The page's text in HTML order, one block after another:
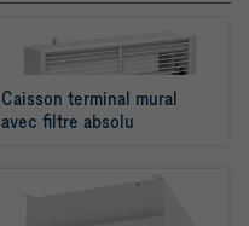
Caisson terminal mural
avec filtre absolu